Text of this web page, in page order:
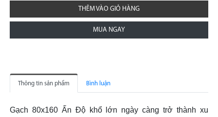
THÊM VÀO GIỎ HÀNG
MUA NGAY
Thông tin sản phẩm Bình luận
Gạch 80x160 Ấn Độ khổ lớn ngày càng trở thành xu